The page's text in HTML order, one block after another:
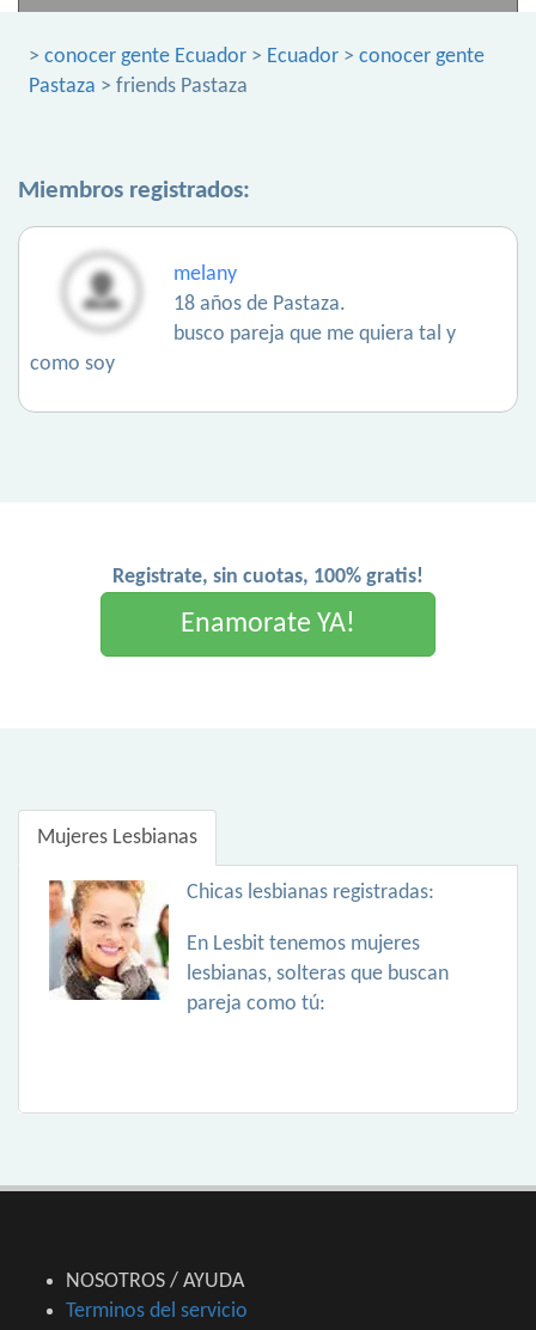
> conocer gente Ecuador > Ecuador > conocer gente
Pastaza > friends Pastaza
Miembros registrados:
melany
18 años de Pastaza.
busco pareja que me quiera tal y
como soy
Registrate, sin cuotas, 100% gratis!
Enamorate YA!
Mujeres Lesbianas
Chicas lesbianas registradas:
En Lesbit tenemos mujeres
lesbianas, solteras que buscan
pareja como tú:
NOSOTROS / AYUDA
Terminos del servicio